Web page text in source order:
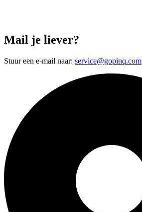
Mail je liever?
Stuur een e-mail naar: service@gopinq.com